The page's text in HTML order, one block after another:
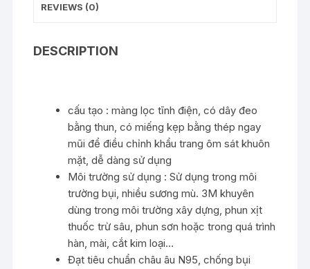
REVIEWS (0)
DESCRIPTION
cấu tạo : màng lọc tĩnh điện, có dây đeo
bằng thun, có miếng kẹp bằng thép ngay
mũi để điều chỉnh khẩu trang ôm sát khuôn
mặt, dễ dàng sử dụng
Môi trường sử dụng : Sử dụng trong môi
trường bụi, nhiều sương mù. 3M khuyên
dùng trong môi trường xây dựng, phun xịt
thuốc trừ sâu, phun sơn hoặc trong quá trình
hàn, mài, cắt kim loại…
Đạt tiêu chuẩn châu âu N95, chống bụi